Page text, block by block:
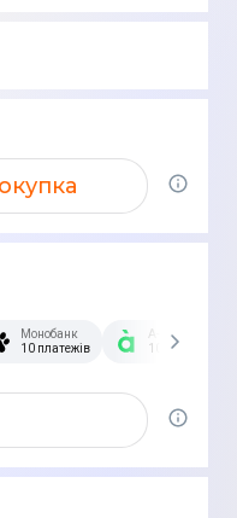
Монобанк
10 платежів
А-Банк
10 платежів